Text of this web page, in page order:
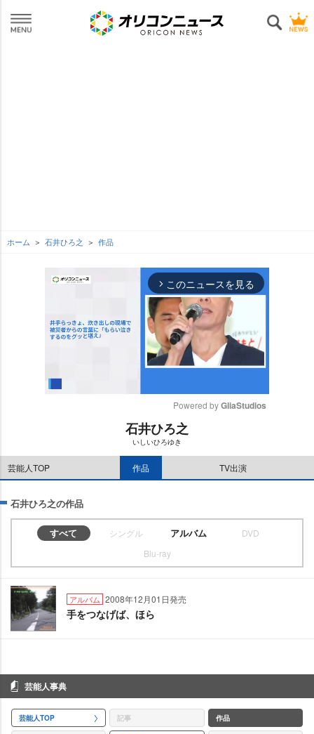
ホーム 石井ひろ之 作品
arrow_forward_ios このニュースを見る
e
Powered by GliaStudios
石井ひろ之
いしいひろゆき
芸能人TOP 作品 TV出演
石井ひろ之の作品
すべて シングル アルバム
DVD
Blu-ray
アルバム 2008年12月01日発売
手をつなげば、ほら
芸能人事典
芸能人TOP 記事 作品